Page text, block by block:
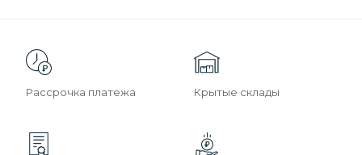
Рассрочка платежа Крытые склады